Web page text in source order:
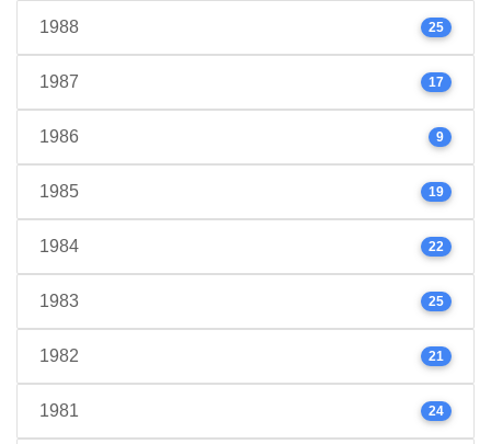
1988 25
1987 17
1986 9
1985 19
1984 22
1983 25
1982 21
1981 24